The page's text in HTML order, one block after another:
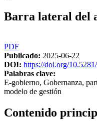
Barra lateral del
PDF
Publicado: 2025-06-22
DOI: https://doi.org/10.5281/
Palabras clave:
E-gobierno, Gobernanza,
modelo de gestión
Contenido